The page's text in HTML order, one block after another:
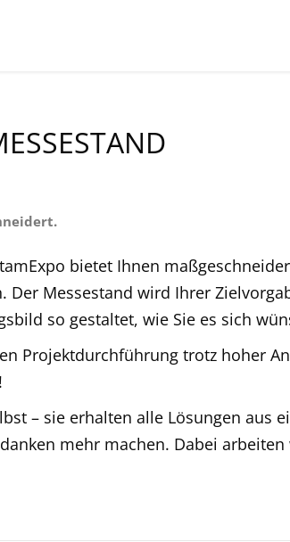
bietet Ihnen
Der Messestand wird Ihrer
so gestaltet, wie Sie es sich
Projektdurchführung trotz hoher
– sie erhalten alle Lösungen aus
mehr machen. Dabei